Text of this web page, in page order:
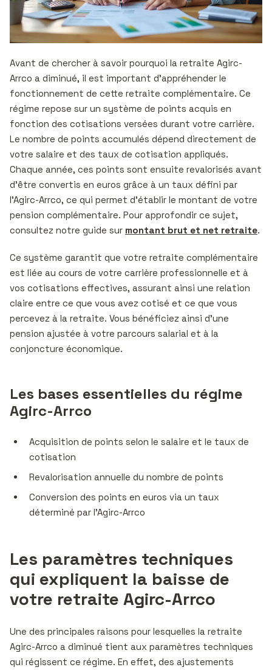
Avant de chercher à savoir pourquoi la retraite Agirc-
Arrco a diminué, il est important d’appréhender le
fonctionnement de cette retraite complémentaire. Ce
régime repose sur un système de points acquis en
fonction des cotisations versées durant votre carrière.
Le nombre de points accumulés dépend directement de
votre salaire et des taux de cotisation appliqués.
Chaque année, ces points sont ensuite revalorisés avant
d’être convertis en euros grâce à un taux défini par
l’Agirc-Arrco, ce qui permet d’établir le montant de votre
pension complémentaire. Pour approfondir ce sujet,
consultez notre guide sur montant brut et net retraite.
Ce système garantit que votre retraite complémentaire
est liée au cours de votre carrière professionnelle et à
vos cotisations effectives, assurant ainsi une relation
claire entre ce que vous avez cotisé et ce que vous
percevez à la retraite. Vous bénéficiez ainsi d’une
pension ajustée à votre parcours salarial et à la
conjoncture économique.
Les bases essentielles du régime
Agirc-Arrco
Acquisition de points selon le salaire et le taux de
cotisation
Revalorisation annuelle du nombre de points
Conversion des points en euros via un taux
déterminé par l’Agirc-Arrco
Les paramètres techniques
qui expliquent la baisse de
votre retraite Agirc-Arrco
Une des principales raisons pour lesquelles la retraite
Agirc-Arrco a diminué tient aux paramètres techniques
qui régissent ce régime. En effet, des ajustements